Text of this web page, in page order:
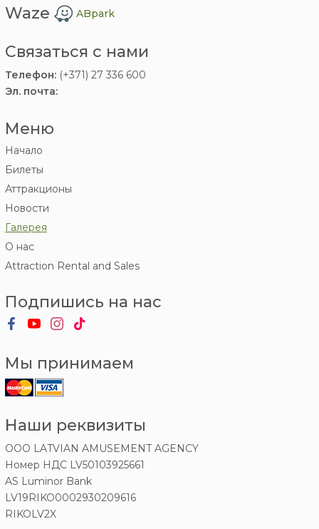
Waze ABpark
Связаться с нами
Телефон:(+371) 27 336 600
Эл. почта:
Меню
Начало
Билеты
Аттракционы
Новости
Галерея
О нас
Attraction Rental and Sales
Подпишись на нас
Мы принимаем
Наши реквизиты
OOO LATVIAN AMUSEMENT AGENCY
Номер НДС LV50103925661
AS Luminor Bank
LV19RIKO0002930209616
RIKOLV2X